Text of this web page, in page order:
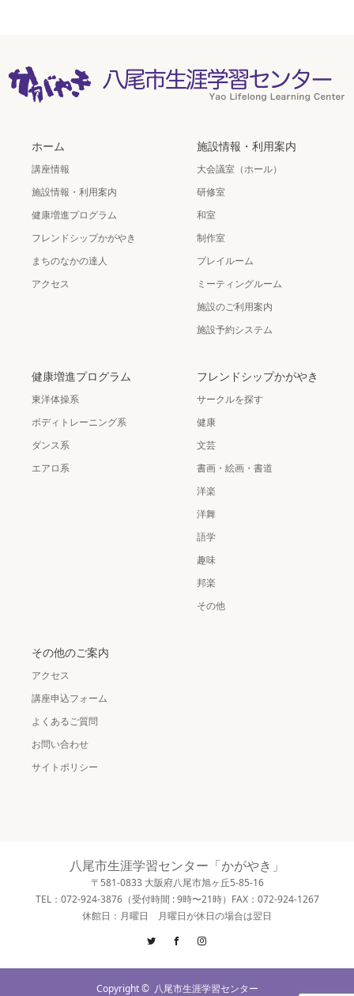
ホーム
講座情報
施設情報・利用案内
健康増進プログラム
フレンドシップかがやき
まちのなかの達人
アクセス
施設情報・利用案内
大会議室（ホール）
研修室
和室
制作室
プレイルーム
ミーティングルーム
施設のご利用案内
施設予約システム
健康増進プログラム
東洋体操系
ボディトレーニング系
ダンス系
エアロ系
フレンドシップかがやき
サークルを探す
健康
文芸
書画・絵画・書道
洋楽
洋舞
語学
趣味
邦楽
その他
その他のご案内
アクセス
講座申込フォーム
よくあるご質問
お問い合わせ
サイトポリシー
八尾市生涯学習センター「かがやき」
〒581-0833 大阪府八尾市旭ヶ丘5-85-16
TEL：072-924-3876（受付時間 : 9時〜21時）FAX：072-924-1267
休館日：月曜日 月曜日が休日の場合は翌日
Twitter Facebook
Copyright © 八尾市生涯学習センター